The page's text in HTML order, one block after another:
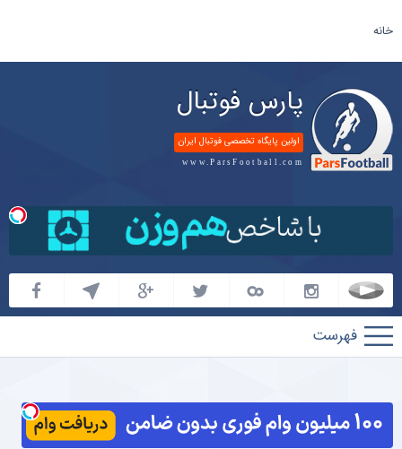
خانه
پارس فوتبال
اولین پایگاه تخصصی فوتبال ایران
www.ParsFootball.com
پارس
فوتبال